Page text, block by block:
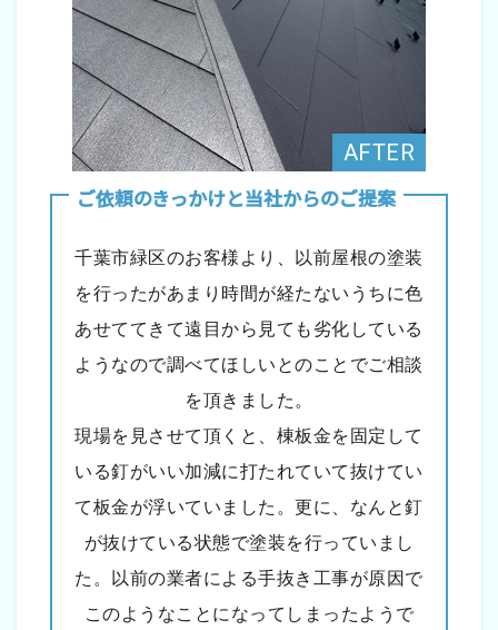
ご依頼のきっかけと当社からのご提案
千葉市緑区のお客様より、以前屋根の塗装
を行ったがあまり時間が経たないうちに色
あせててきて遠目から見ても劣化している
ようなので調べてほしいとのことでご相談
を頂きました。
現場を見させて頂くと、棟板金を固定して
いる釘がいい加減に打たれていて抜けてい
て板金が浮いていました。更に、なんと釘
が抜けている状態で塗装を行っていまし
た。以前の業者による手抜き工事が原因で
このようなことになってしまったようで